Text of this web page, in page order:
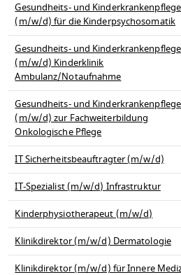
Gesundheits- und
(m/w/d) für die Kinderpsychosomatik
Gesundheits- und
(m/w/d) Kinderklinik
Ambulanz/Notaufnahme
Gesundheits- und
(m/w/d) zur Fachweiterbildung
Onkologische Pflege
IT Sicherheitsbeauftragter (m/w/d)
IT-Spezialist (m/w/d) Infrastruktur
Kinderphysiotherapeut (m/w/d)
Klinikdirektor (m/w/d) Dermatologie
Klinikdirektor (m/w/d) für Innere